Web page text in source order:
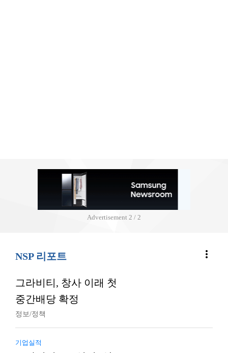
Advertisement 2 / 2
NSP 리포트 more_vert
그라비티, 창사 이래 첫
중간배당 확정
정보/정책
기업실적